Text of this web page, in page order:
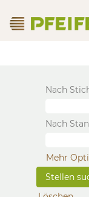
Nach
Nach
Mehr